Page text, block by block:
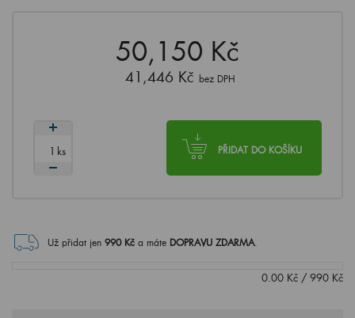
50,150 Kč
41,446 Kč bez DPH
PŘIDAT DO KOŠÍKU
ks
Už přidat jen 990Kč a máte DOPRAVU ZDARMA.
0.00 Kč / 990 Kč